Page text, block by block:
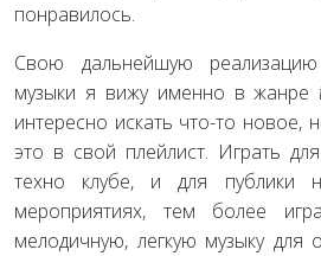
понравилось.
Свою дальнейшую
музыки я вижу именно в жанре
интересно искать что-то новое,
это в свой плейлист. Играть
техно клубе, и для публики
мероприятиях, тем более
мелодичную, легкую музыку для